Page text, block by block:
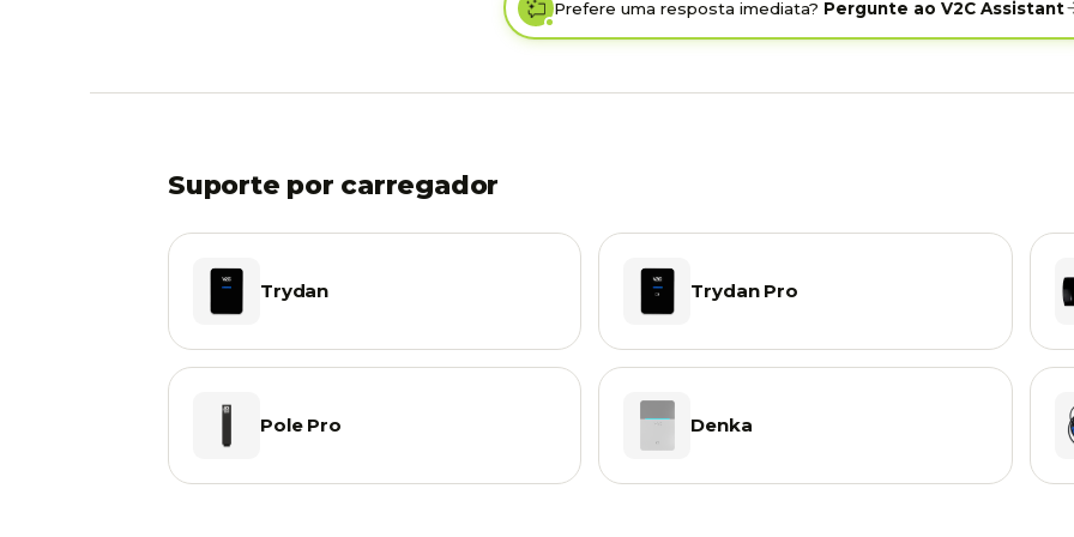
Prefere uma resposta imediata? Pergunte ao V2C Assistant
Suporte por carregador
Trydan Trydan Pro
Pole Pro Denka